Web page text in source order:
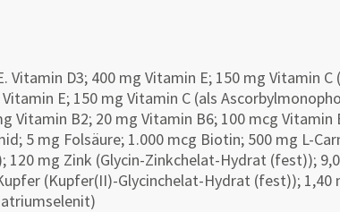
Vitamin D3; 400 mg Vitamin E; 150 mg Vitamin C
E; 150 mg Vitamin C (als
Vitamin B2; 20 mg Vitamin B6; 100 mcg Vitamin
5 mg Folsäure; 1.000 mcg Biotin; 500 mg L-
mg Zink (Glycin-Zinkchelat-Hydrat (fest));
(Kupfer(II)-Glycinchelat-Hydrat (fest));